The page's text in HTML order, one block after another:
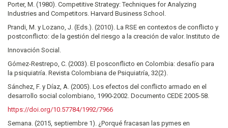
Porter, M. (1980). Competitive Strategy: Techniques for Analyzing
Industries and Competitors. Harvard Business School.
Prandi, M. y Lozano, J. (Eds.). (2010). La RSE en contextos de conflicto y
postconflicto: de la gestión del riesgo a la creación de valor. Instituto de
Innovación Social.
Gómez-Restrepo, C. (2003). El posconflicto en Colombia: desafío para
la psiquiatría. Revista Colombiana de Psiquiatría, 32(2).
Sánchez, F. y Díaz, A. (2005). Los efectos del conflicto armado en el
desarrollo social colombiano, 1990-2002. Documento CEDE 2005-58.
https://doi.org/10.57784/1992/7966
Semana. (2015, septiembre 1). ¿Porqué fracasan las pymes en